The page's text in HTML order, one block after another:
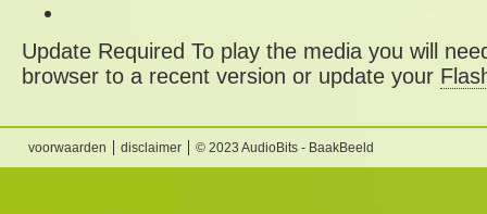
Update Required To play the media you will
browser to a recent version or update your
voorwaarden disclaimer © 2023 AudioBits - BaakBeeld